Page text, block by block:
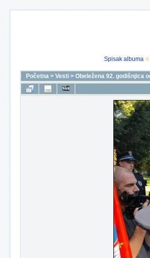
Spisak albuma
Početna > Vesti > Obeležena 92. godišnjica